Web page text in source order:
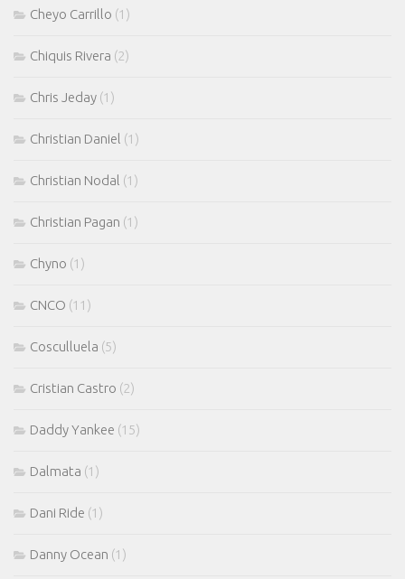
Cheyo Carrillo (1)
Chiquis Rivera (2)
Chris Jeday (1)
Christian Daniel (1)
Christian Nodal (1)
Christian Pagan (1)
Chyno (1)
CNCO (11)
Cosculluela (5)
Cristian Castro (2)
Daddy Yankee (15)
Dalmata (1)
Dani Ride (1)
Danny Ocean (1)